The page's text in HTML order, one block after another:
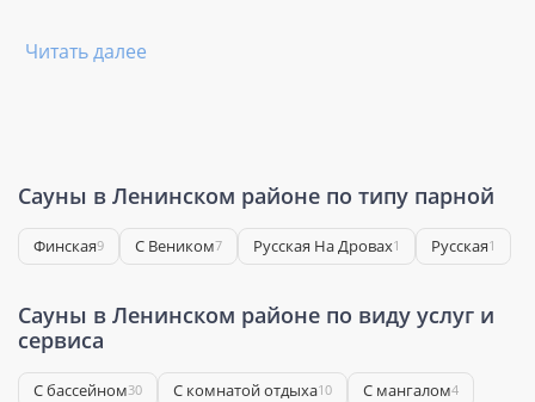
Читать далее
Сауны в Ленинском районе по типу парной
Финская9 С Веником7 Русская На Дровах1 Русская1
Сауны в Ленинском районе по виду услуг и
сервиса
С бассейном30 С комнатой отдыха10 С мангалом4